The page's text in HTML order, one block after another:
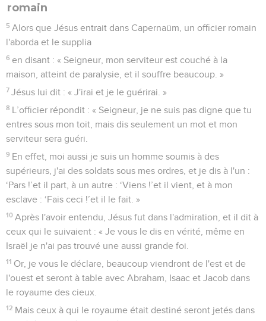
romain
5 Alors que Jésus entrait dans Capernaüm, un officier romain
l'aborda et le supplia
6 en disant : « Seigneur, mon serviteur est couché à la
maison, atteint de paralysie, et il souffre beaucoup. »
7 Jésus lui dit : « J'irai et je le guérirai. »
8 L’officier répondit : « Seigneur, je ne suis pas digne que tu
entres sous mon toit, mais dis seulement un mot et mon
serviteur sera guéri.
9 En effet, moi aussi je suis un homme soumis à des
supérieurs, j'ai des soldats sous mes ordres, et je dis à l'un :
‘Pars !’et il part, à un autre : ‘Viens !’et il vient, et à mon
esclave : ‘Fais ceci !’et il le fait. »
10 Après l'avoir entendu, Jésus fut dans l'admiration, et il dit à
ceux qui le suivaient : « Je vous le dis en vérité, même en
Israël je n'ai pas trouvé une aussi grande foi.
11 Or, je vous le déclare, beaucoup viendront de l'est et de
l'ouest et seront à table avec Abraham, Isaac et Jacob dans
le royaume des cieux.
12 Mais ceux à qui le royaume était destiné seront jetés dans